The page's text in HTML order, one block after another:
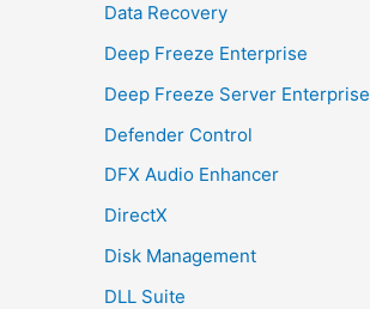
Data Recovery
Deep Freeze Enterprise
Deep Freeze Server Enterprise
Defender Control
DFX Audio Enhancer
DirectX
Disk Management
DLL Suite